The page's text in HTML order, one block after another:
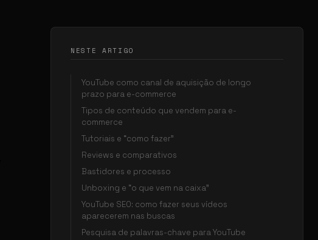
NESTE ARTIGO
YouTube como canal de aquisição de longo
prazo para e-commerce
Tipos de conteúdo que vendem para e-
commerce
Tutoriais e “como fazer”
Reviews e comparativos
Bastidores e processo
Unboxing e “o que vem na caixa”
YouTube SEO: como fazer seus vídeos
aparecerem nas buscas
Pesquisa de palavras-chave para YouTube